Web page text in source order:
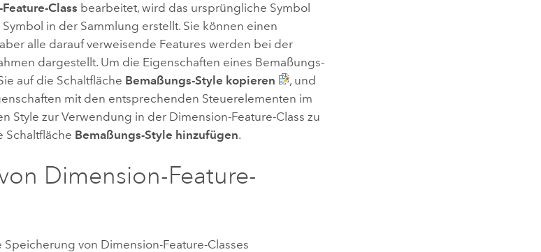
Class bearbeitet, wird das ursprüngliche Symbol
in der Sammlung erstellt. Sie können einen
alle darauf verweisende Features werden bei der
dargestellt. Um die Eigenschaften eines Bemaßungs-
auf die Schaltfläche Bemaßungs-Style kopieren
, und
mit den entsprechenden Steuerelementen im
Style zur Verwendung in der Dimension-Feature-Class zu
Schaltfläche Bemaßungs-Style hinzufügen.
Dimension-Feature-
Speicherung von Dimension-Feature-Classes